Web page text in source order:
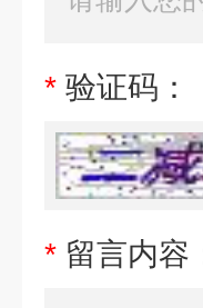
* 验证码：
* 留言内容